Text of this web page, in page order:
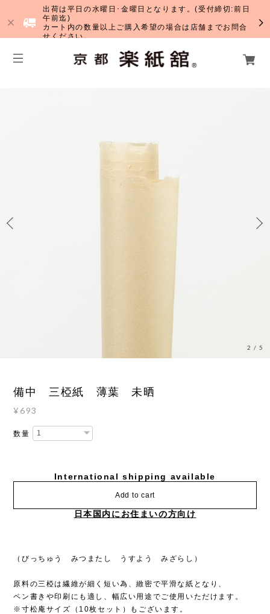
出荷は平日の水曜日･金曜日となります。(受付締切:前日
午前迄)
カート内の数量以上ご購入希望の場合は店舗までお問合
せください。
3 /5
備中 三椏紙 薄葉 未晒
¥693
数量
International shipping available
Add to cart
日本国内にお住まいの方向け
（びっちゅう みつまたし うすよう みざらし）
原料の三椏は繊維が細く短い為、緻密で平滑な紙となり、
ペン書きや印刷にも適し、幅広い用途でご使用いただけます。
※寸松庵サイズ（10枚セット）もございます。